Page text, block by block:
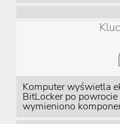
Komputer wyświetla
BitLocker po
wymieniono